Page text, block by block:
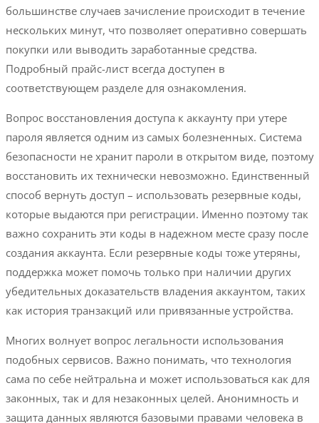
большинстве случаев зачисление происходит в течение
нескольких минут, что позволяет оперативно совершать
покупки или выводить заработанные средства.
Подробный прайс-лист всегда доступен в
соответствующем разделе для ознакомления.
Вопрос восстановления доступа к аккаунту при утере
пароля является одним из самых болезненных. Система
безопасности не хранит пароли в открытом виде, поэтому
восстановить их технически невозможно. Единственный
способ вернуть доступ – использовать резервные коды,
которые выдаются при регистрации. Именно поэтому так
важно сохранить эти коды в надежном месте сразу после
создания аккаунта. Если резервные коды тоже утеряны,
поддержка может помочь только при наличии других
убедительных доказательств владения аккаунтом, таких
как история транзакций или привязанные устройства.
Многих волнует вопрос легальности использования
подобных сервисов. Важно понимать, что технология
сама по себе нейтральна и может использоваться как для
законных, так и для незаконных целей. Анонимность и
защита данных являются базовыми правами человека в